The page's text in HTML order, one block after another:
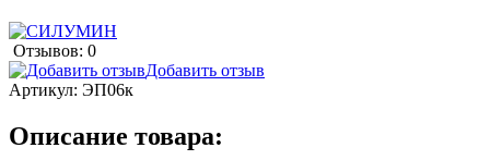
Отзывов: 0
Добавить отзыв
Артикул: ЭП06к
Описание товара: